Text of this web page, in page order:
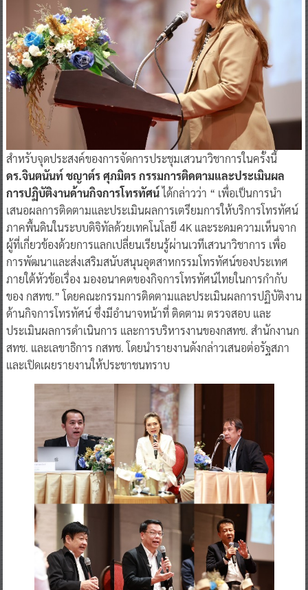
สำหรับจุดประสงค์ของการจัดการประชุมเสวนาวิชาการในครั้งนี้
ดร.จินตนันท์ ชญาต์ร ศุภมิตร กรรมการติดตามและประเมินผล
การปฏิบัติงานด้านกิจการโทรทัศน์ได้กล่าวว่า “ เพื่อเป็นการนำ
เสนอผลการติดตามและประเมินผลการเตรียมการให้บริการโทรทัศน์
ภาคพื้นดินในระบบดิจิทัลด้วยเทคโนโลยี 4K และระดมความเห็นจาก
ผู้ที่เกี่ยวข้องด้วยการแลกเปลี่ยนเรียนรู้ผ่านเวทีเสวนาวิชาการ เพื่อ
การพัฒนาและส่งเสริมสนับสนุนอุตสาหกรรมโทรทัศน์ของประเทศ
ภายใต้หัวข้อเรื่อง มองอนาคตของกิจการโทรทัศน์ไทยในการกำกับ
ของ กสทช.” โดยคณะกรรมการติดตามและประเมินผลการปฏิบัติงาน
ด้านกิจการโทรทัศน์ ซึ่งมีอำนาจหน้าที่ ติดตาม ตรวจสอบ และ
ประเมินผลการดำเนินการ และการบริหารงานของกสทช. สำนักงานก
สทช. และเลขาธิการ กสทช. โดยนำรายงานดังกล่าวเสนอต่อรัฐสภา
และเปิดเผยรายงานให้ประชาชนทราบ